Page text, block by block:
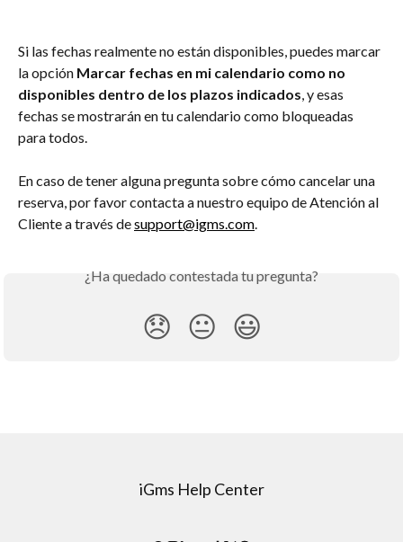
Si las fechas realmente no están disponibles, puedes marcar
la opción Marcar fechas en mi calendario como no
disponibles dentro de los plazos indicados , y esas
fechas se mostrarán en tu calendario como bloqueadas
para todos.
En caso de tener alguna pregunta sobre cómo cancelar una
reserva, por favor contacta a nuestro equipo de Atención al
Cliente a través de support@igms.com.
¿Ha quedado contestada tu pregunta?
😞 😐 😃
iGms Help Center